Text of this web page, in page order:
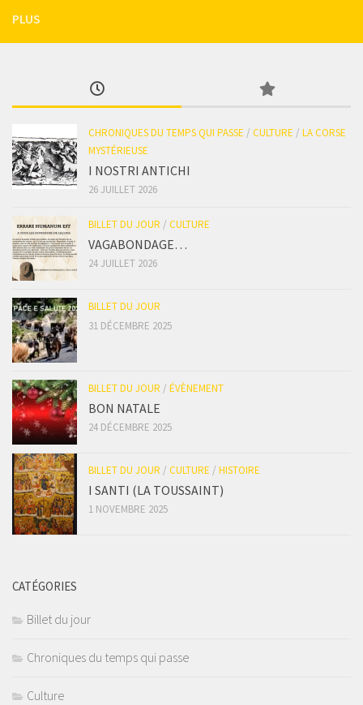
PLUS
CHRONIQUES DU TEMPS QUI PASSE / CULTURE / LA CORSE
MYSTÉRIEUSE
I NOSTRI ANTICHI
26 JUILLET 2026
BILLET DU JOUR / CULTURE
VAGABONDAGE…
24 JUILLET 2026
BILLET DU JOUR
31 DÉCEMBRE 2025
BILLET DU JOUR / ÉVÈNEMENT
BON NATALE
24 DÉCEMBRE 2025
BILLET DU JOUR / CULTURE / HISTOIRE
I SANTI (LA TOUSSAINT)
1 NOVEMBRE 2025
CATÉGORIES
Billet du jour
Chroniques du temps qui passe
Culture